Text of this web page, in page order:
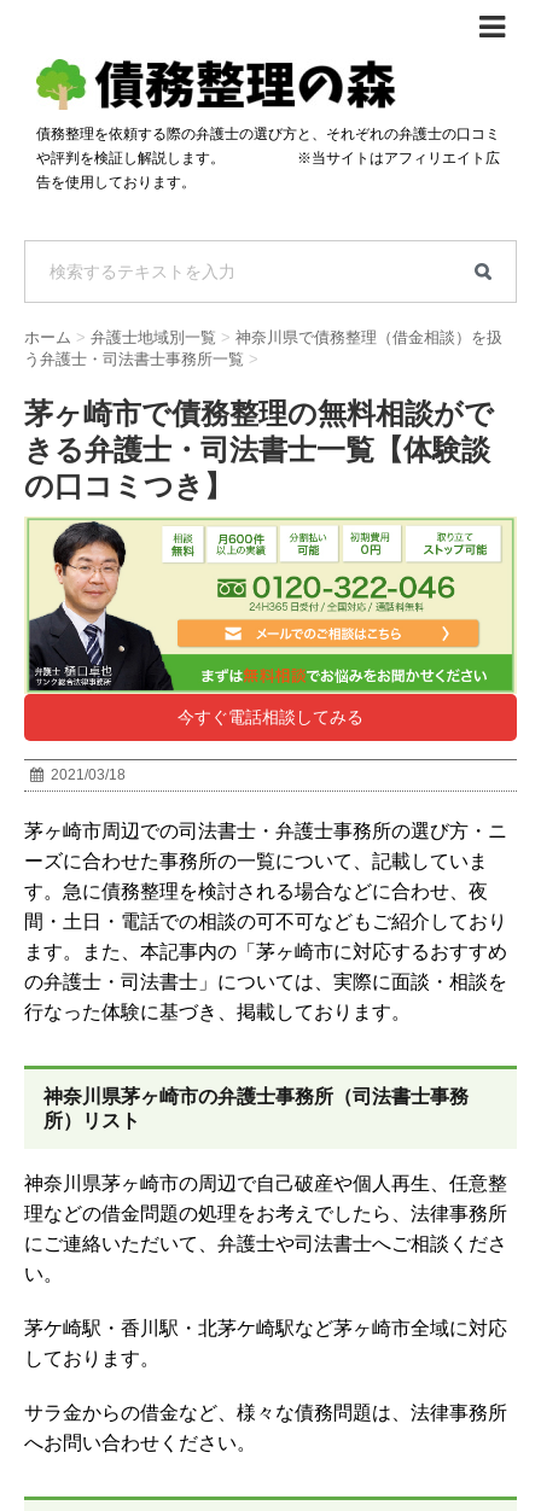
債務整理体験談
おすすめ
料金比較
自己破産・個人再生料金比較
過払い金料金比較
専門家の選び方
料金で選ぶ
分割・後払い可で選ぶ
着手金無料で選ぶ
女性専門で選ぶ
24時間年中無休で選ぶ
法律事務所の方へ
匿名借金相談
債務整理を依頼する際の弁護士の選び方と、それぞれの弁護士の口コミ
や評判を検証し解説します。 ※当サイトはアフィリエイト広
告を使用しております。
ホーム > 弁護士地域別一覧 > 神奈川県で債務整理（借金相談）を扱
う弁護士・司法書士事務所一覧 >
茅ヶ崎市で債務整理の無料相談がで
きる弁護士・司法書士一覧【体験談
の口コミつき】
今すぐ電話相談してみる
2021/03/18
茅ヶ崎市周辺での司法書士・弁護士事務所の選び方・ニ
ーズに合わせた事務所の一覧について、記載していま
す。急に債務整理を検討される場合などに合わせ、夜
間・土日・電話での相談の可不可などもご紹介しており
ます。また、本記事内の「茅ヶ崎市に対応するおすすめ
の弁護士・司法書士」については、実際に面談・相談を
行なった体験に基づき、掲載しております。
神奈川県茅ヶ崎市の弁護士事務所（司法書士事務
所）リスト
神奈川県茅ヶ崎市の周辺で自己破産や個人再生、任意整
理などの借金問題の処理をお考えでしたら、法律事務所
にご連絡いただいて、弁護士や司法書士へご相談くださ
い。
茅ケ崎駅・香川駅・北茅ケ崎駅など茅ヶ崎市全域に対応
しております。
サラ金からの借金など、様々な債務問題は、法律事務所
へお問い合わせください。